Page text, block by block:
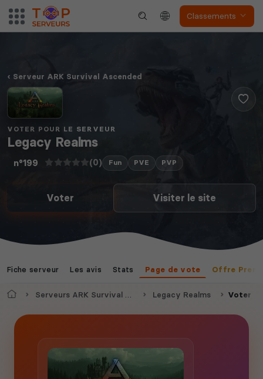
Classements
Serveur ARK Survival Ascended
VOTER POUR LE SERVEUR
Legacy Realms
n°199 (0) Fun PVE PVP
Voter Visiter le site
Fiche serveur Les avis Stats Page de vote Offre
AccueilServeurs ARK Survival Ascended Legacy Realms Voter